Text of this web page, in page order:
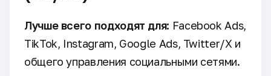
Лучше всего подходят для: Facebook Ads,
TikTok, Instagram, Google Ads, Twitter/X и
общего управления социальными сетями.